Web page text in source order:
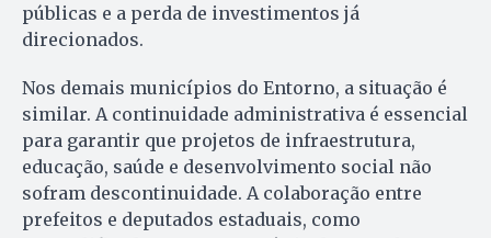
públicas e a perda de investimentos já
direcionados.
Nos demais municípios do Entorno, a situação é
similar. A continuidade administrativa é essencial
para garantir que projetos de infraestrutura,
educação, saúde e desenvolvimento social não
sofram descontinuidade. A colaboração entre
prefeitos e deputados estaduais, como